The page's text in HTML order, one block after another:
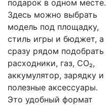
подарок в одном месте.
Здесь можно выбрать
модель под площадку,
стиль игры и бюджет, а
сразу рядом подобрать
расходники, газ, CO₂,
аккумулятор, зарядку и
полезные аксессуары.
Это удобный формат